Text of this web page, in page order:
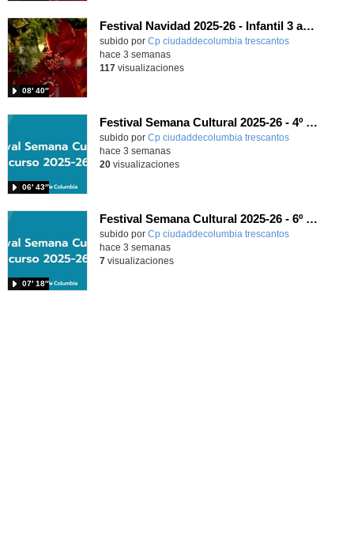
Festival Navidad 2025-26 - Infantil 3 años
subido por Cp ciudaddecolumbia trescantos
08′ 40″
-
hace 3 semanas
117visualizaciones
Festival Semana Cultural 2025-26 - 4º de Primaria
subido por Cp ciudaddecolumbia trescantos
06′ 43″
-
hace 3 semanas
20visualizaciones
Festival Semana Cultural 2025-26 - 6º de Primaria
subido por Cp ciudaddecolumbia trescantos
07′ 18″
-
hace 3 semanas
7visualizaciones